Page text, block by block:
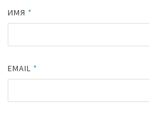
ИМЯ *
EMAIL *